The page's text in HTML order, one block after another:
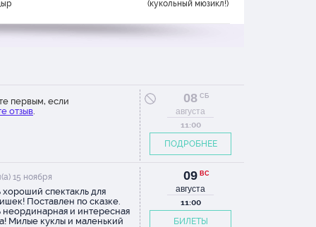
(кукольный мюзикл!)
первым, если
отзыв.
08 СБ
августа
11:00
ПОДРОБНЕЕ
15 ноября
хороший спектакль для
Поставлен по сказке.
неординарная и интересная
Милые куклы и маленький
09 ВС
августа
11:00
БИЛЕТЫ